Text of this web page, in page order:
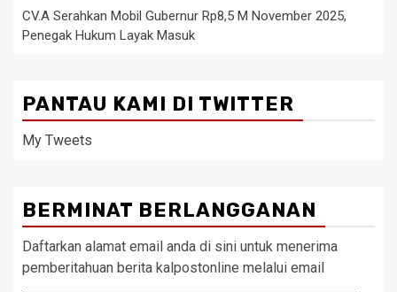
CV.A Serahkan Mobil Gubernur Rp8,5 M November 2025,
Penegak Hukum Layak Masuk
PANTAU KAMI DI TWITTER
My Tweets
BERMINAT BERLANGGANAN
Daftarkan alamat email anda di sini untuk menerima
pemberitahuan berita kalpostonline melalui email